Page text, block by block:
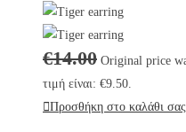
€14.00 Original price
τιμή είναι: €9.50.
Προσθήκη στο καλάθι σας